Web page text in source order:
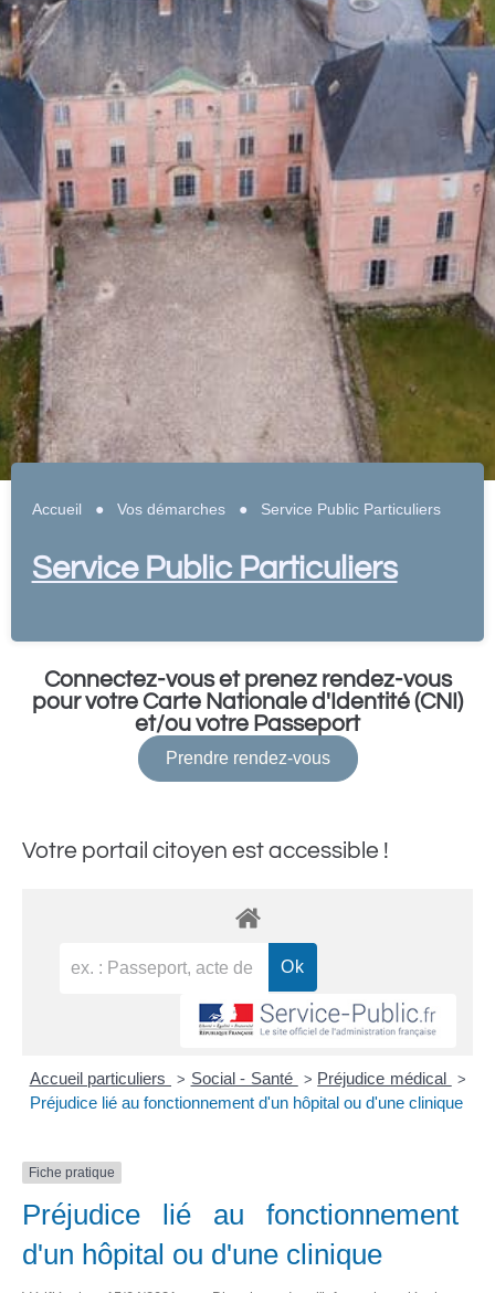
Accueil ● Vos démarches● Service Public Particuliers
Service Public Particuliers
Connectez-vous et prenez rendez-vous
pour votre Carte Nationale d'Identité (CNI)
et/ou votre Passeport
Prendre rendez-vous
Votre portail citoyen est accessible !
Accueil particuliers > Social - Santé > Préjudice médical >
Préjudice lié au fonctionnement d'un hôpital ou d'une clinique
Fiche pratique
Préjudice lié au fonctionnement
d'un hôpital ou d'une clinique